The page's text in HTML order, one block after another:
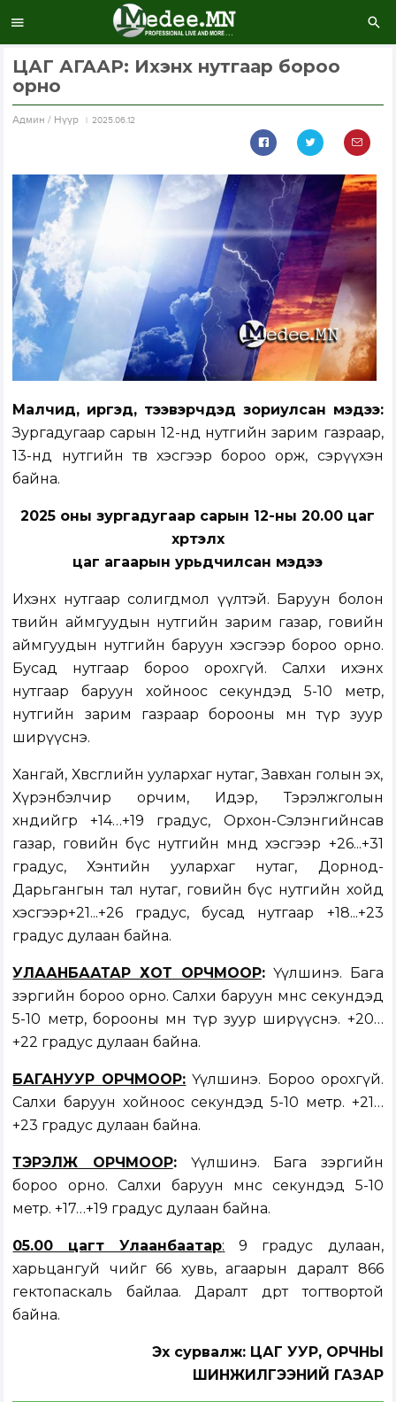
ЦАГ АГААР: Ихэнх нутгаар бороо
орно
Aдмин / Нүүр 2025.06.12
Малчид, иргэд, тээвэрчдэд зориулсан мэдээ:
Зургадугаар сарын 12-нд нутгийн зарим газраар,
13-нд нутгийн төв хэсгээр бороо орж, сэрүүхэн
байна.
2025 оны зургадугаар сарын 12-ны 20.00 цаг
хүртэлх
цаг агаарын урьдчилсан мэдээ
Ихэнх нутгаар солигдмол үүлтэй. Баруун болон
төвийн аймгуудын нутгийн зарим газар, говийн
аймгуудын нутгийн баруун хэсгээр бороо орно.
Бусад нутгаар бороо орохгүй. Салхи ихэнх
нутгаар баруун хойноос секундэд 5-10 метр,
нутгийн зарим газраар борооны өмнө түр зуур
ширүүснэ.
Хангай, Хөвсгөлийн уулархаг нутаг, Завхан голын эх,
Хүрэнбэлчир орчим, Идэр, Тэрэлжголын
хөндийгөөр +14…+19 градус, Орхон-Сэлэнгийнсав
газар, говийн бүс нутгийн өмнөд хэсгээр +26...+31
градус, Хэнтийн уулархаг нутаг, Дорнод-
Дарьгангын тал нутаг, говийн бүс нутгийн хойд
хэсгээр+21...+26 градус, бусад нутгаар +18...+23
градус дулаан байна.
УЛААНБААТАР ХОТ ОРЧМООР:Үүлшинэ. Бага
зэргийн бороо орно. Салхи баруун өмнөөс секундэд
5-10 метр, борооны өмнө түр зуур ширүүснэ. +20…
+22 градус дулаан байна.
БАГАНУУР ОРЧМООР: Үүлшинэ. Бороо орохгүй.
Салхи баруун хойноос секундэд 5-10 метр. +21…
+23 градус дулаан байна.
ТЭРЭЛЖ ОРЧМООР: Үүлшинэ. Бага зэргийн
бороо орно. Салхи баруун өмнөөс секундэд 5-10
метр. +17…+19 градус дулаан байна.
05.00 цагт Улаанбаатар: 9 градус дулаан,
харьцангуй чийг 66 хувь, агаарын даралт 866
гектопаскаль байлаа. Даралт өдөртөө тогтвортой
байна.
Эх сурвалж: ЦАГ УУР, ОРЧНЫ
ШИНЖИЛГЭЭНИЙ ГАЗАР